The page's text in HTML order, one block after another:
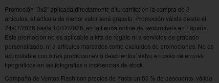
Promoción “3x2” aplicada directamente a tu carrito: en la compra de 3
artículos, el artículo de menor valor será gratuito. Promoción válida desde el
24/07/2026 hasta 10/12/2026, en la tienda online de twobrothers en España.
Esta promoción no es aplicable a kits de regalo ni a servicios de grabado
personalizado, ni a artículos marcados como excluidos de promociones. No es
acumulable con otras promociones o descuentos, salvo en caso de errores
tipográficos en las fotografías o incidencias de stock.
Campaña de Ventas Flash con precios de hasta un 50 % de descuento, válida